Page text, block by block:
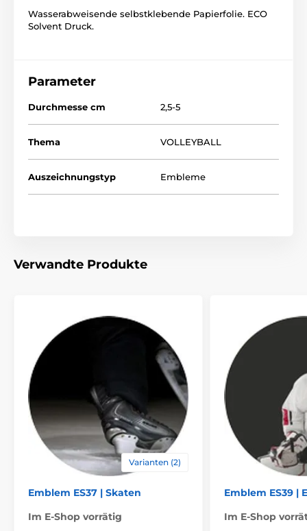
Wasserabweisende selbstklebende Papierfolie. ECO
Solvent Druck.
Parameter
Durchmesse cm 2,5-5
Thema VOLLEYBALL
Auszeichnungstyp Embleme
Verwandte Produkte
Varianten (2)
Emblem ES37 | Skaten
Im E-Shop vorrätig
Emblem ES39 |
Im E-Shop